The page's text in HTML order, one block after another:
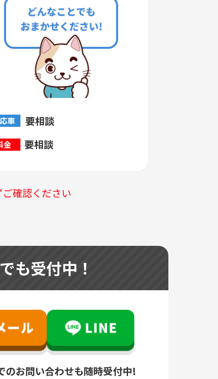
車 要相談
金 要相談
確認ください
も受付中！
のお問い合わせも随時受付中!